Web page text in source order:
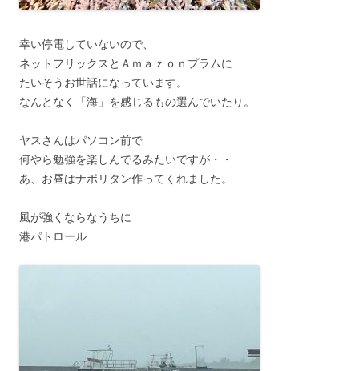
幸い停電していないので、
ネットフリックスとＡｍａｚｏｎプラムに
たいそうお世話になっています。
なんとなく「海」を感じるもの選んでいたり。
ヤスさんはパソコン前で
何やら勉強を楽しんでるみたいですが・・
あ、お昼はナポリタン作ってくれました。
風が強くならなうちに
港パトロール